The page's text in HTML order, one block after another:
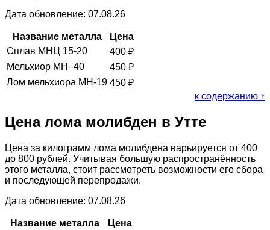
Дата обновление: 07.08.26
Название металла
Цена
Сплав МНЦ 15-20
400 ₽
Мельхиор МН–40
450 ₽
Лом мельхиора МН-19 450 ₽
к содержанию ↑
Цена лома молибден в Утте
Цена за килограмм лома молибдена варьируется от 400
до 800 рублей. Учитывая большую распространённость
этого металла, стоит рассмотреть возможности его сбора
и последующей перепродажи.
Дата обновление: 07.08.26
Название металла
Цена